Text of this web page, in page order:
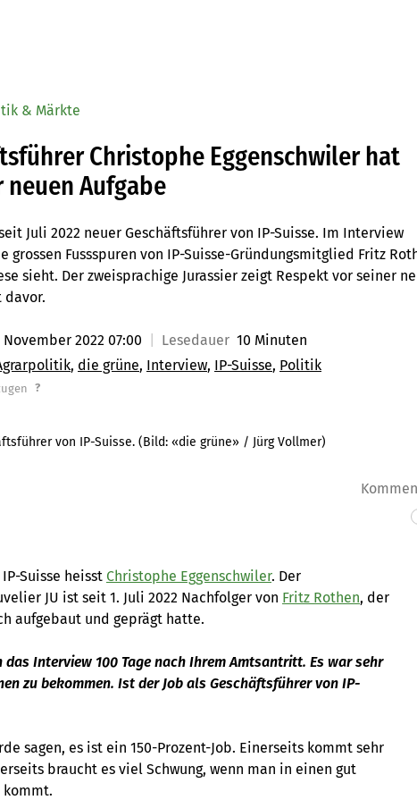
& Märkte
Christophe Eggenschwiler hat
neuen Aufgabe
Juli 2022 neuer Geschäftsführer von IP-Suisse. Im Interview
grossen Fussspuren von IP-Suisse-Gründungsmitglied Fritz
sieht. Der zweisprachige Jurassier zeigt Respekt vor seiner
davor.
November 2022 07:00 Lesedauer 10 Minuten
die grüne Interview IP-Suisse Politik
?
von IP-Suisse. (Bild: «die grüne» / Jürg Vollmer)
Suisse heisst Christophe Eggenschwiler. Der
JU ist seit 1. Juli 2022 Nachfolger von Fritz Rothen, der
aufgebaut und geprägt hatte.
Interview 100 Tage nach Ihrem Amtsantritt. Es war sehr
zu bekommen. Ist der Job als Geschäftsführer von IP-
sagen, es ist ein 150-Prozent-Job. Einerseits kommt sehr
braucht es viel Schwung, wenn man in einen gut